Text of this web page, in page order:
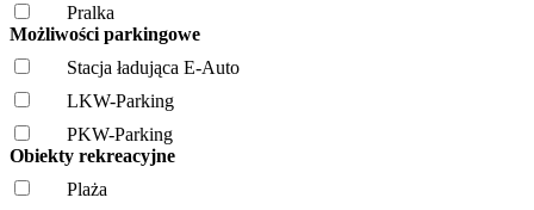
Pralka
Możliwości parkingowe
Stacja ładująca E-Auto
LKW-Parking
PKW-Parking
Obiekty rekreacyjne
Plaża